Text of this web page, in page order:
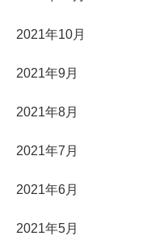
2021年10月
2021年9月
2021年8月
2021年7月
2021年6月
2021年5月